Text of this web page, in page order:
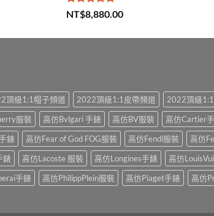
評分 5.00
滿分 5
NT$8,880.00
頂級1:1帽子頻道 2022頂級1:1皮帶頻道 2022頂級
服裝 高仿Bvlgari 手錶 高仿BV服裝 高仿Cartier
錶 高仿Fear of God FOG服裝 高仿Fendi服裝 高仿
錶 高仿Lacoste 服裝 高仿Longines手錶 高仿
手錶 高仿PhilippPlein服裝 高仿Piaget手錶 高仿